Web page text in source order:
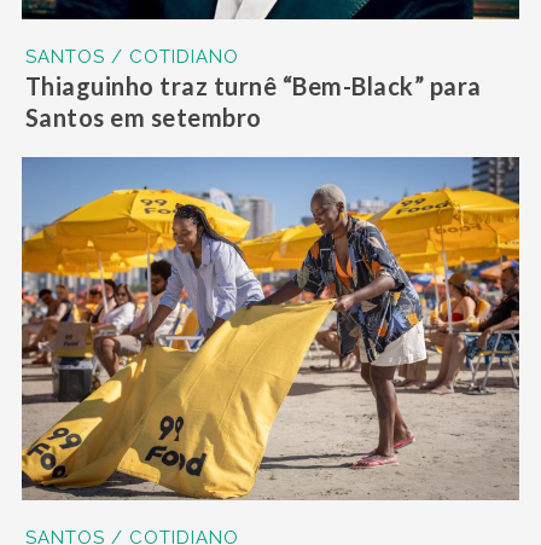
SANTOS / COTIDIANO
Thiaguinho traz turnê “Bem-Black” para
Santos em setembro
SANTOS / COTIDIANO